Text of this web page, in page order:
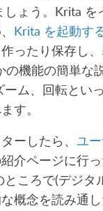
しょう。Krita を
Krita を起動す
ったり保存し、
の機能の簡単な
ーム、回転とい
す。
ーしたら、ユ
介ページに行
ところで(デジタ
概念を読み通